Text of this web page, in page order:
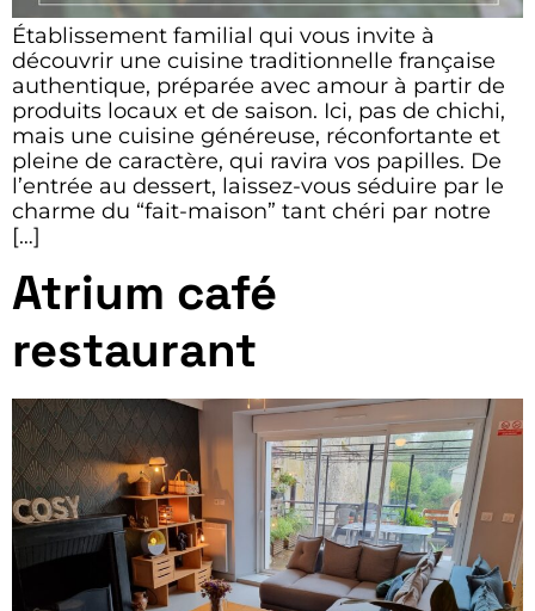
Établissement familial qui vous invite à
découvrir une cuisine traditionnelle française
authentique, préparée avec amour à partir de
produits locaux et de saison. Ici, pas de chichi,
mais une cuisine généreuse, réconfortante et
pleine de caractère, qui ravira vos papilles. De
l’entrée au dessert, laissez-vous séduire par le
charme du “fait-maison” tant chéri par notre
[…]
Atrium café
restaurant